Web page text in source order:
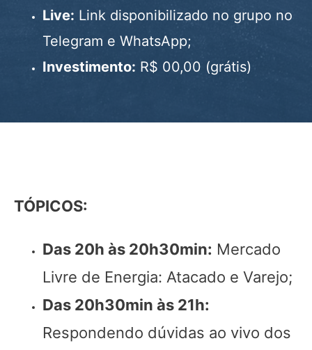
Live: Link disponibilizado no grupo no
Telegram e WhatsApp;
Investimento: R$ 00,00 (grátis)
TÓPICOS:
Das 20h às 20h30min: Mercado
Livre de Energia: Atacado e Varejo;
Das 20h30min às 21h:
Respondendo dúvidas ao vivo dos